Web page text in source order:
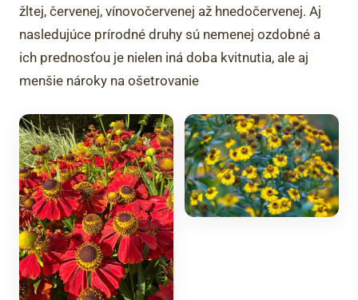
žltej, červenej, vínovočervenej až hnedočervenej. Aj
nasledujúce prírodné druhy sú nemenej ozdobné a
ich prednosťou je nielen iná doba kvitnutia, ale aj
menšie nároky na ošetrovanie